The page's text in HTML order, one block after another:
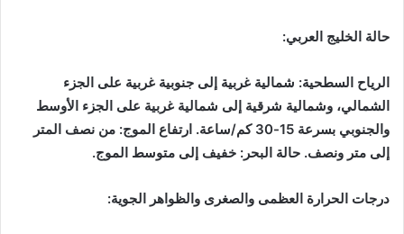
حالة الخليج العربي:
الرياح السطحية: شمالية غربية إلى جنوبية غربية على الجزء
الشمالي، وشمالية شرقية إلى شمالية غربية على الجزء الأوسط
والجنوبي بسرعة 15-30 كم/ساعة. ارتفاع الموج: من نصف المتر
إلى متر ونصف. حالة البحر: خفيف إلى متوسط الموج.
درجات الحرارة العظمى والصغرى والظواهر الجوية: